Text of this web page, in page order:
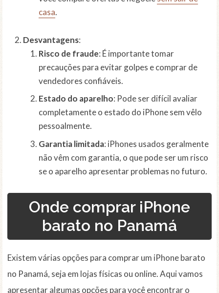
casa.
Desvantagens:
Risco de fraude: É importante tomar
precauções para evitar golpes e comprar de
vendedores confiáveis.
Estado do aparelho: Pode ser difícil avaliar
completamente o estado do iPhone sem vêlo
pessoalmente.
Garantia limitada: iPhones usados geralmente
não vêm com garantia, o que pode ser um risco
se o aparelho apresentar problemas no futuro.
Onde comprar iPhone
barato no Panamá
Existem várias opções para comprar um iPhone barato
no Panamá, seja em lojas físicas ou online. Aqui vamos
apresentar algumas opções para você encontrar o